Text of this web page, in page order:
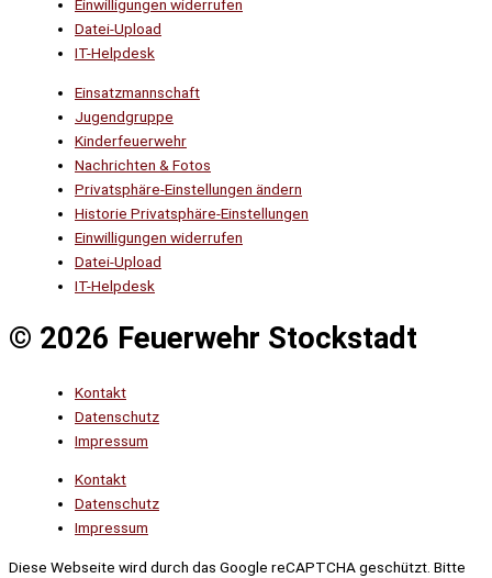
Einwilligungen widerrufen
Datei-Upload
IT-Helpdesk
Einsatzmannschaft
Jugendgruppe
Kinderfeuerwehr
Nachrichten & Fotos
Privatsphäre-Einstellungen ändern
Historie Privatsphäre-Einstellungen
Einwilligungen widerrufen
Datei-Upload
IT-Helpdesk
© 2026 Feuerwehr Stockstadt
Kontakt
Datenschutz
Impressum
Kontakt
Datenschutz
Impressum
Diese Webseite wird durch das Google reCAPTCHA geschützt. Bitte